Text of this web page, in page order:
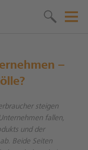
–
steigen
fallen,
und der
Beide Seiten